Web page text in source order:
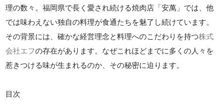
理の数々。福岡県で長く愛され続ける焼肉店「安萬」では、他
では味わえない独自の料理が食通たちを魅了し続けています。
その背景には、確かな経営理念と料理へのこだわりを持つ株式
会社エフの存在があります。なぜこれほどまでに多くの人々を
惹きつける味が生まれるのか、その秘密に迫ります。
目次